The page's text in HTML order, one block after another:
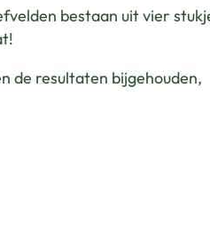
bestaan uit vier
de resultaten bijgehouden,